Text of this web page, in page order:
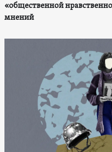
«общественной
мнений